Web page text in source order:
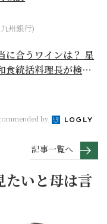
州銀行)
に合うワインは？ 星
食統括料理長が検証
by
記事一覧へ
たいと母は言